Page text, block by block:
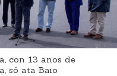
con 13 anos de
só ata Baio